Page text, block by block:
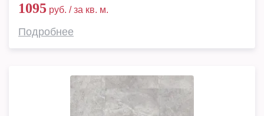
1095 руб. / за кв. м.
Подробнее